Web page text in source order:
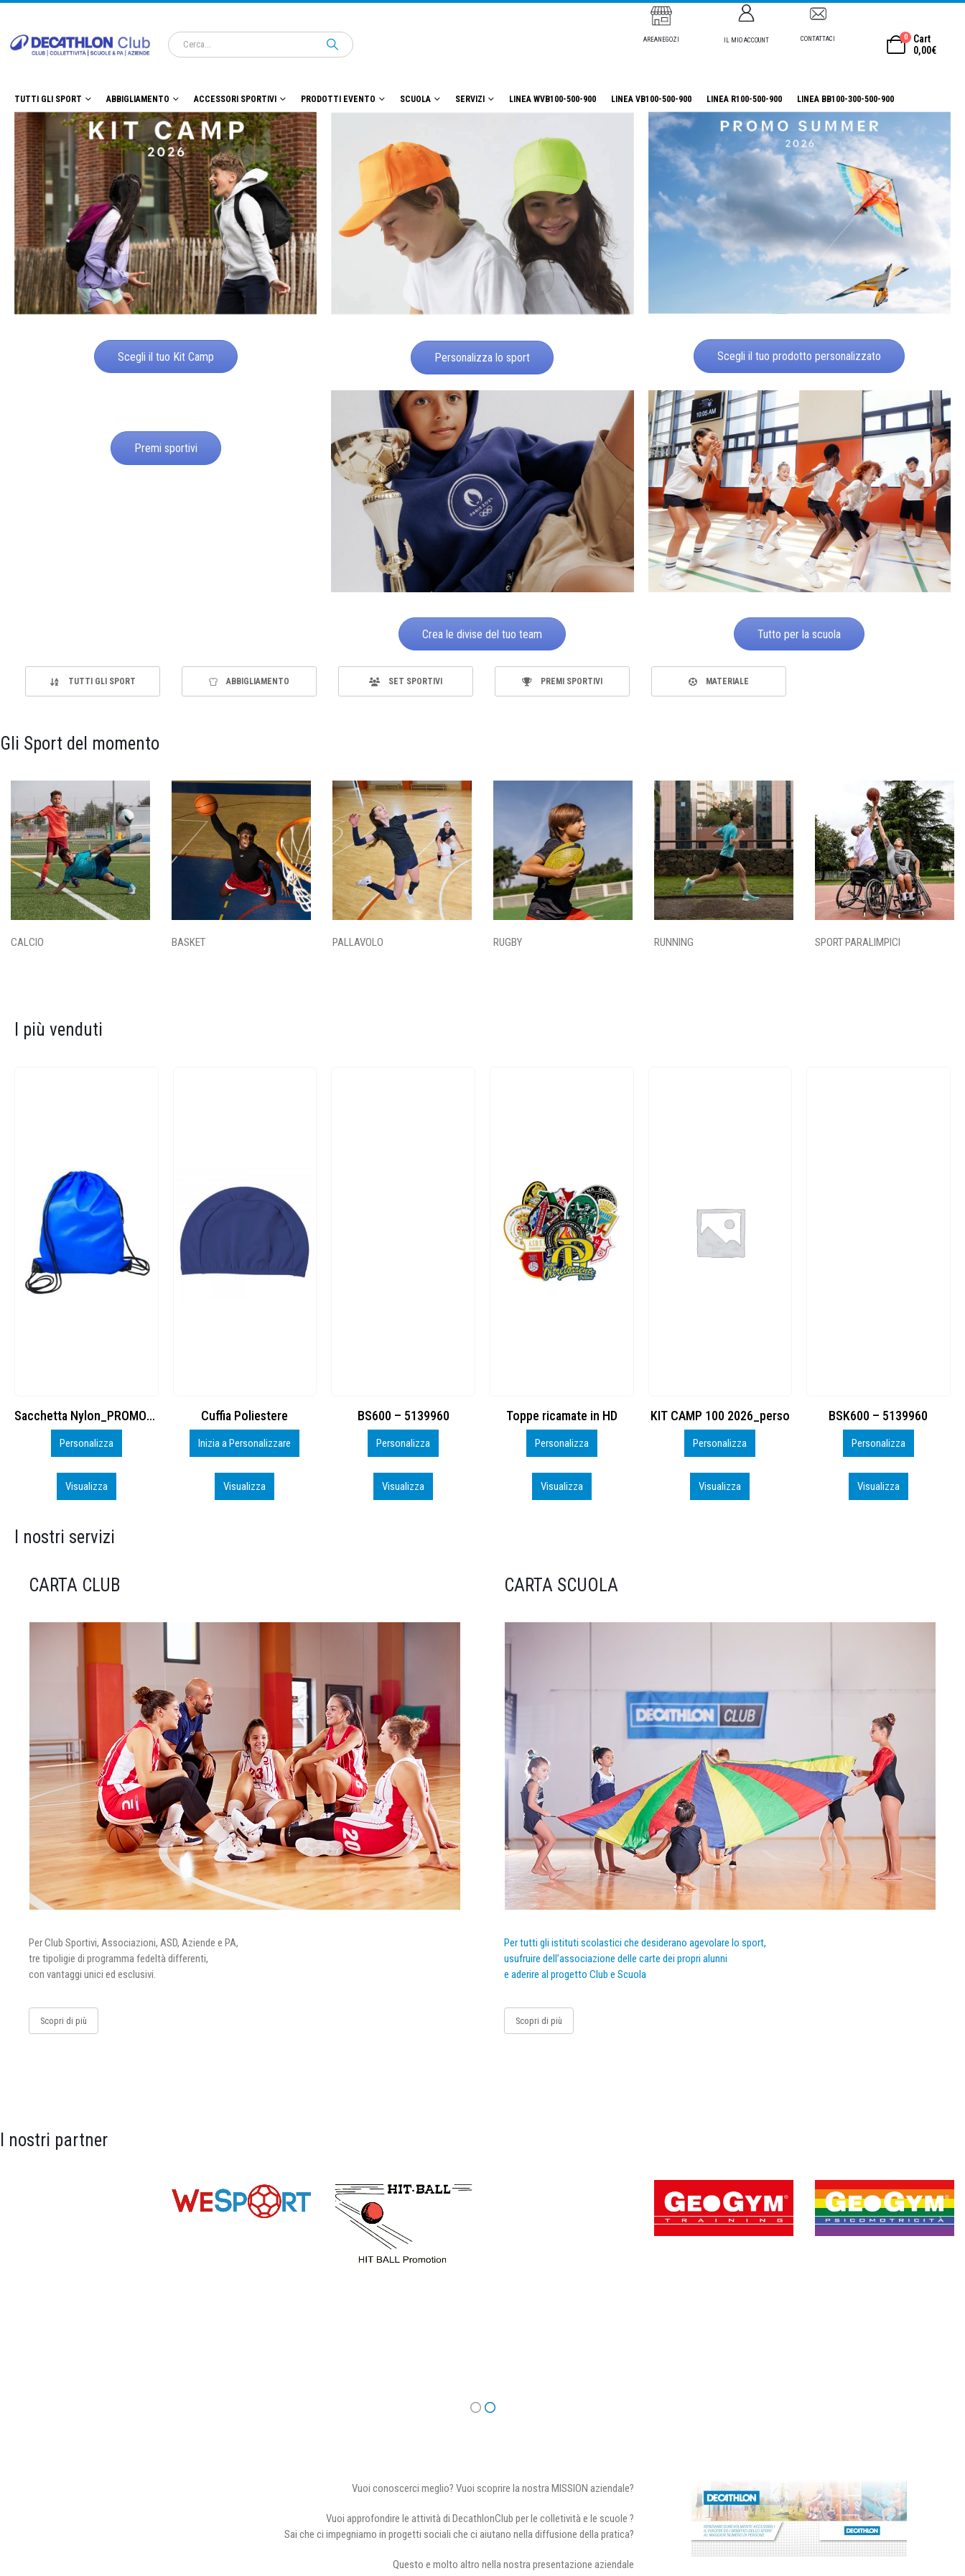
AREANEGOZI IL MIO ACCOUNT CONTATTACI 0
Cart
0,00€
TUTTI GLI SPORT ABBIGLIAMENTO ACCESSORI SPORTIVI PRODOTTI EVENTO SCUOLA SERVIZI LINEA WVB100-500-900 LINEA VB100-500-900 LINEA R100-500-900 LINEA BB100-300-500-900
Scegli il tuo Kit Camp Personalizza lo sport Scegli il tuo prodotto personalizzato
Premi sportivi
Crea le divise del tuo team Tutto per la scuola
TUTTI GLI SPORT ABBIGLIAMENTO SET SPORTIVI PREMI SPORTIVI MATERIALE
Gli Sport del momento
CALCIO BASKET PALLAVOLO RUGBY RUNNING SPORT PARALIMPICI
I più venduti
Cuffia Poliestere
Inizia a Personalizzare
Visualizza
BS600 – 5139960
Personalizza
Visualizza
Toppe ricamate in HD
Personalizza
Visualizza
KIT CAMP 100 2026_perso
Personalizza
Visualizza
BSK600 – 5139960
Personalizza
Visualizza
DTF
Personalizza
Visualizza
I nostri servizi
CARTA CLUB
Per Club Sportivi, Associazioni, ASD, Aziende e PA,
tre tipoligie di programma fedeltà differenti,
con vantaggi unici ed esclusivi.
Scopri di più
CARTA SCUOLA
Per tutti gli istituti scolastici che desiderano agevolare lo sport,
usufruire dell’associazione delle carte dei propri alunni
e aderire al progetto Club e Scuola
Scopri di più
I nostri partner
Vuoi conoscerci meglio? Vuoi scoprire la nostra MISSION aziendale?
Vuoi approfondire le attività di DecathlonClub per le colletività e le scuole ?
Sai che ci impegniamo in progetti sociali che ci aiutano nella diffusione della pratica?
Questo e molto altro nella nostra presentazione aziendale